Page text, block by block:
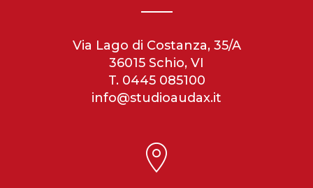
Via Lago di Costanza, 35/A
36015 Schio, VI
T. 0445 085100
info@studioaudax.it